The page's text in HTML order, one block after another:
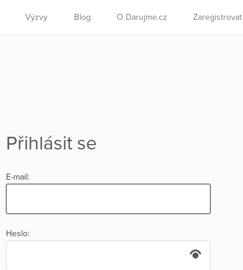
Výzvy Blog O Darujme.cz
Přihlásit se
E-mail:
Heslo: